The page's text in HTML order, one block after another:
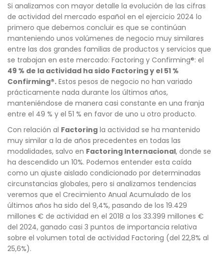
Si analizamos con mayor detalle la evolución de las cifras
de actividad del mercado español en el ejercicio 2024 lo
primero que debemos concluir es que se continúan
manteniendo unos volúmenes de negocio muy similares
entre las dos grandes familias de productos y servicios que
se trabajan en este mercado: Factoring y Confirming®: el
49 % de la actividad ha sido Factoring y el 51 %
Confirming®. Estos pesos de negocio no han variado
prácticamente nada durante los últimos años,
manteniéndose de manera casi constante en una franja
entre el 49 % y el 51 % en favor de uno u otro producto.
Con relación al Factoring la actividad se ha mantenido
muy similar a la de años precedentes en todas las
modalidades, salvo en Factoring Internacional, donde se
ha descendido un 10%. Podemos entender esta caída
como un ajuste aislado condicionado por determinadas
circunstancias globales, pero si analizamos tendencias
veremos que el Crecimiento Anual Acumulado de los
últimos años ha sido del 9,4%, pasando de los 19.429
millones € de actividad en el 2018 a los 33.399 millones €
del 2024, ganado casi 3 puntos de importancia relativa
sobre el volumen total de actividad Factoring (del 22,8% al
25,6%).